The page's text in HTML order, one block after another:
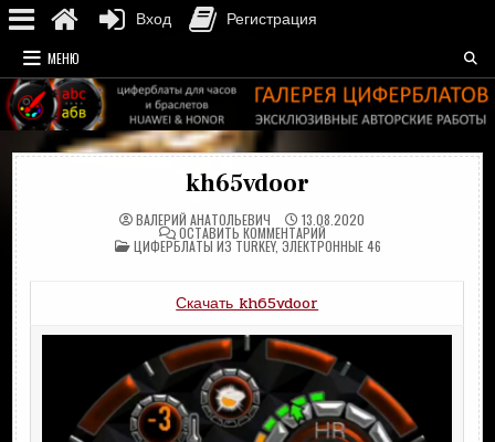
Перейти
к
содержимому
МЕНЮ
kh65vdoor
ВАЛЕРИЙ АНАТОЛЬЕВИЧ 13.08.2020
ОСТАВИТЬ КОММЕНТАРИЙНА
KH65VDOOR
ОПУБЛИКОВАНО
В
ЦИФЕРБЛАТЫ ИЗ TURKEY, ЭЛЕКТРОННЫЕ 46
Скачать kh65vdoor
Вход Регистрация